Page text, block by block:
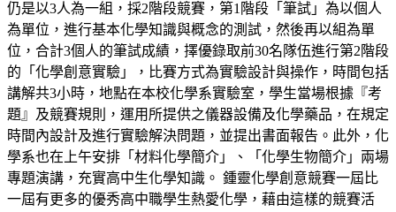
仍是以3人為一組，採2階段競賽，第1階段「筆試」為以個人
為單位，進行基本化學知識與概念的測試，然後再以組為單
位，合計3個人的筆試成績，擇優錄取前30名隊伍進行第2階段
的「化學創意實驗」，比賽方式為實驗設計與操作，時間包括
講解共3小時，地點在本校化學系實驗室，學生當場根據『考
題』及競賽規則，運用所提供之儀器設備及化學藥品，在規定
時間內設計及進行實驗解決問題，並提出書面報告。此外，化
學系也在上午安排「材料化學簡介」、「化學生物簡介」兩場
專題演講，充實高中生化學知識。 鍾靈化學創意競賽一屆比
一屆有更多的優秀高中職學生熱愛化學，藉由這樣的競賽活